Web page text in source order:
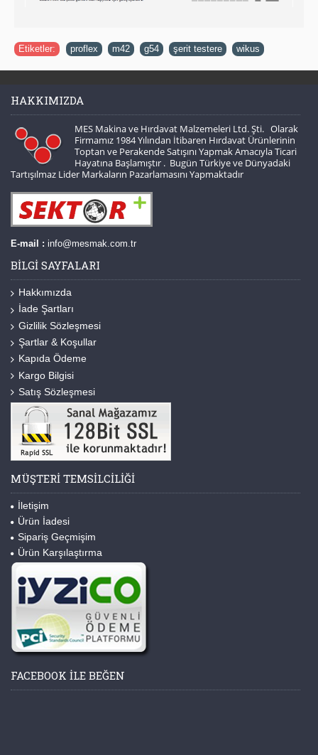
Etiketler: proflex m42 g54 şerit testere wikus
HAKKIMIZDA
MES Makina ve Hırdavat Malzemeleri Ltd. Şti. Olarak
Firmamız 1984 Yılından İtibaren Hırdavat Ürünlerinin
Toptan ve Perakende Satışını Yapmak Amacıyla Ticari
Hayatına Başlamıştır . Bugün Türkiye ve Dünyadaki
Tartışılmaz Lider Markaların Pazarlamasını Yapmaktadır
E-mail : info@mesmak.com.tr
BILGI SAYFALARI
Hakkımızda
İade Şartları
Gizlilik Sözleşmesi
Şartlar & Koşullar
Kapıda Ödeme
Kargo Bilgisi
Satış Sözleşmesi
MÜŞTERI TEMSILCILIĞI
İletişim
Ürün İadesi
Sipariş Geçmişim
Ürün Karşılaştırma
FACEBOOK ILE BEĞEN